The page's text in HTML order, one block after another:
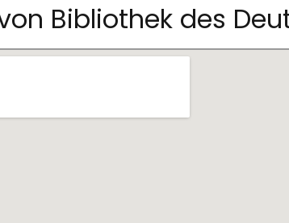
Bibliothek des